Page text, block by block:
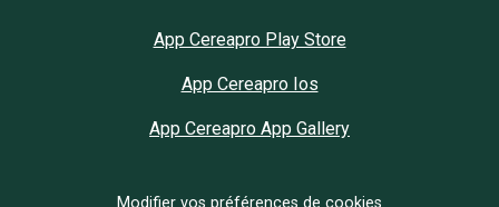
App Cereapro Play Store
App Cereapro Ios
App Cereapro App Gallery
Modifier vos préférences de cookies